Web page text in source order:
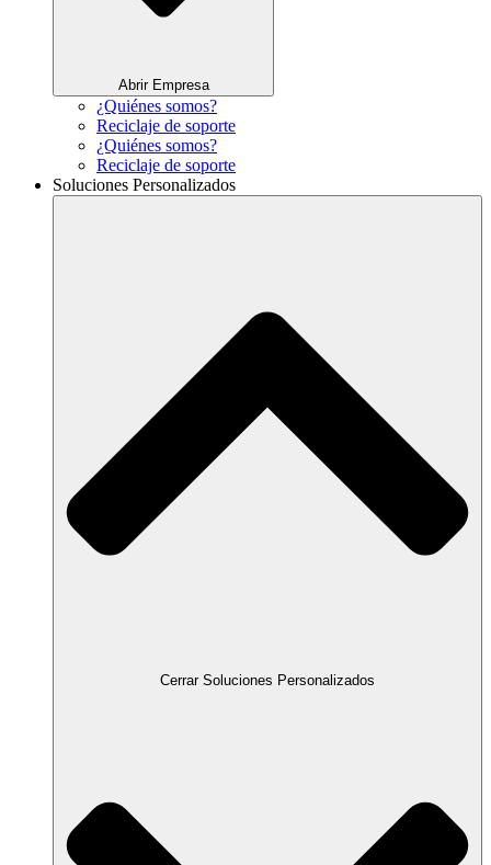
Abrir Empresa
¿Quiénes somos?
Reciclaje de soporte
¿Quiénes somos?
Reciclaje de soporte
Soluciones Personalizados
Cerrar Soluciones Personalizados